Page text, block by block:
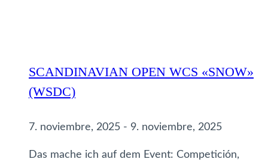
SCANDINAVIAN OPEN WCS «SNOW»
(WSDC)
7. noviembre, 2025 - 9. noviembre, 2025
Das mache ich auf dem Event: Competición,